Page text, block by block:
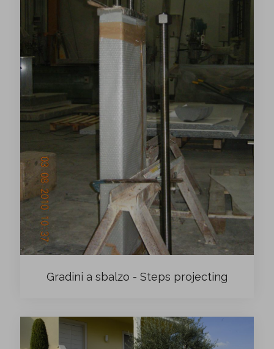
Gradini a sbalzo - Steps projecting